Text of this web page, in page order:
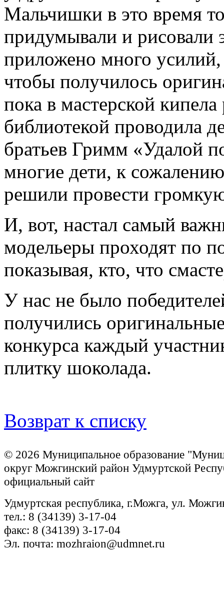
Мальчишки в это время
придумывали и рисовали
приложено много
чтобы получилось
пока в мастерской
библиотекой проводила
братьев Гримм «Удалой
многие дети, к
решили провести
И, вот, настал самый
модельеры проходят по
показывая, кто, что
У нас не было
получились
конкурса каждый
плитку шоколада.
Возврат к списку
© 2026 Муниципальное образование
округ Можгинский район Удмуртской
официальный сайт
Удмуртская республика, г.Можга, ул.
тел.: 8 (34139) 3-17-04
факс: 8 (34139) 3-17-04
Эл. почта: mozhraion@udmnet.ru